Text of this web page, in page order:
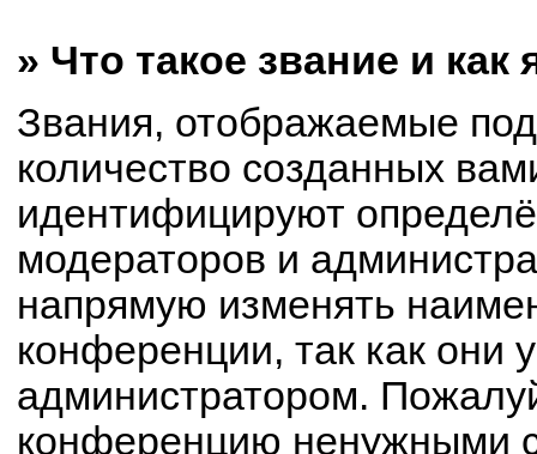
» Что такое звание и как
Звания, отображаемые
количество созданных
идентифицируют
модераторов и
напрямую изменять
конференции, так как они
администратором.
конференцию ненужными